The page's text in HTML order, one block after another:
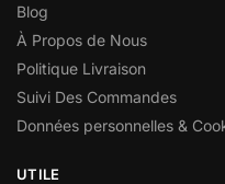
Blog
À Propos de Nous
Politique Livraison
Suivi Des Commandes
Données personnelles &
UTILE